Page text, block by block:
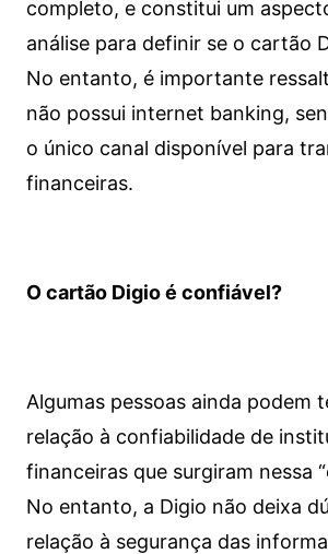
completo, e constitui um
análise para definir se o cartão
No entanto, é importante
não possui internet banking,
o único canal disponível para
financeiras.
O cartão Digio é confiável?
Algumas pessoas ainda podem
relação à confiabilidade de
financeiras que surgiram nessa
No entanto, a Digio não deixa
relação à segurança das